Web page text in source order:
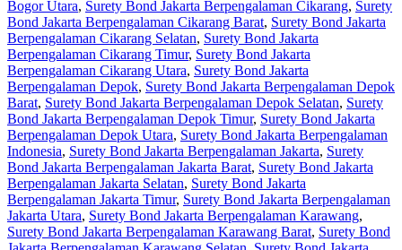
Bogor Utara, Surety Bond Jakarta Berpengalaman Cikarang, Surety
Bond Jakarta Berpengalaman Cikarang Barat, Surety Bond Jakarta
Berpengalaman Cikarang Selatan, Surety Bond Jakarta
Berpengalaman Cikarang Timur, Surety Bond Jakarta
Berpengalaman Cikarang Utara, Surety Bond Jakarta
Berpengalaman Depok, Surety Bond Jakarta Berpengalaman Depok
Barat, Surety Bond Jakarta Berpengalaman Depok Selatan, Surety
Bond Jakarta Berpengalaman Depok Timur, Surety Bond Jakarta
Berpengalaman Depok Utara, Surety Bond Jakarta Berpengalaman
Indonesia, Surety Bond Jakarta Berpengalaman Jakarta, Surety
Bond Jakarta Berpengalaman Jakarta Barat, Surety Bond Jakarta
Berpengalaman Jakarta Selatan, Surety Bond Jakarta
Berpengalaman Jakarta Timur, Surety Bond Jakarta Berpengalaman
Jakarta Utara, Surety Bond Jakarta Berpengalaman Karawang,
Surety Bond Jakarta Berpengalaman Karawang Barat, Surety Bond